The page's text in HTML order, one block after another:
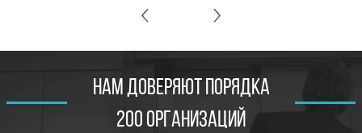
НАМ ДОВЕРЯЮТ ПОРЯДКА
200 ОРГАНИЗАЦИЙ